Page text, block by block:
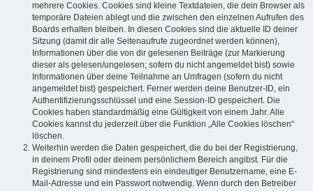
mehrere Cookies. Cookies sind kleine Textdateien, die dein Browser als
temporäre Dateien ablegt und die zwischen den einzelnen Aufrufen des
Boards erhalten bleiben. In diesen Cookies sind die aktuelle ID deiner
Sitzung (damit dir alle Seitenaufrufe zugeordnet werden können),
Informationen über die von dir gelesenen Beiträge (zur Markierung
dieser als gelesen/ungelesen; sofern du nicht angemeldet bist) sowie
Informationen über deine Teilnahme an Umfragen (sofern du nicht
angemeldet bist) gespeichert. Ferner werden deine Benutzer-ID, ein
Authentifizierungsschlüssel und eine Session-ID gespeichert. Die
Cookies haben standardmäßig eine Gültigkeit von einem Jahr. Alle
Cookies kannst du jederzeit über die Funktion „Alle Cookies löschen“
löschen.
Weiterhin werden die Daten gespeichert, die du bei der Registrierung,
in deinem Profil oder deinem persönlichem Bereich angibst. Für die
Registrierung sind mindestens ein eindeutiger Benutzername, eine E-
Mail-Adresse und ein Passwort notwendig. Wenn durch den Betreiber